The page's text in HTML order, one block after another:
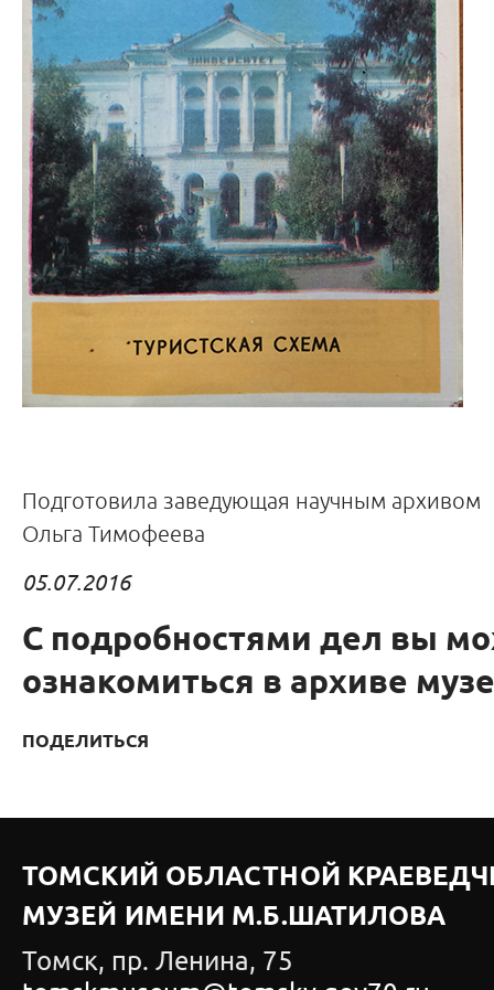
Подготовила заведующая научным архивом
Ольга Тимофеева
05.07.2016
С подробностями дел вы
ознакомиться в архиве
ПОДЕЛИТЬСЯ
ТОМСКИЙ ОБЛАСТНОЙ
МУЗЕЙ ИМЕНИ М.Б.ШАТИЛОВА
Томск, пр. Ленина, 75